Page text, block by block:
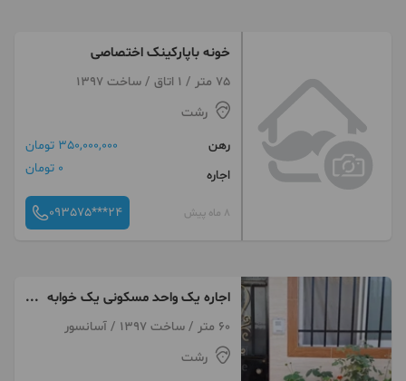
خونه باپارکینک اختصاصی
75 متر / 1 اتاق / ساخت 1397
رشت
رهن
350,000,000 تومان
اجاره
0 تومان
8 ماه پیش 093575***24
اجاره یک واحد مسکونی یک خوابه
60متر میدان جانبازان60 متر / ساخت 1397 / آسانسور
رشت